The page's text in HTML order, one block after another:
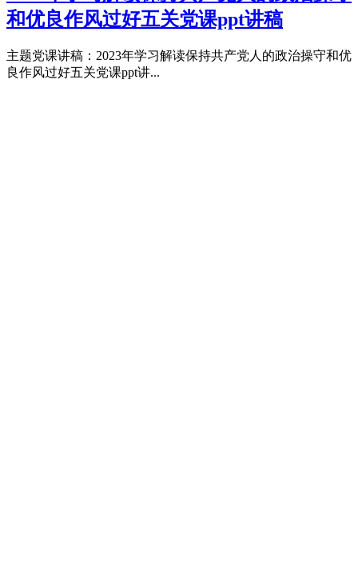
和优良作风过好五关党课ppt讲稿
主题党课讲稿：2023年学习解读保持共产党人的政治操守和优
良作风过好五关党课ppt讲...